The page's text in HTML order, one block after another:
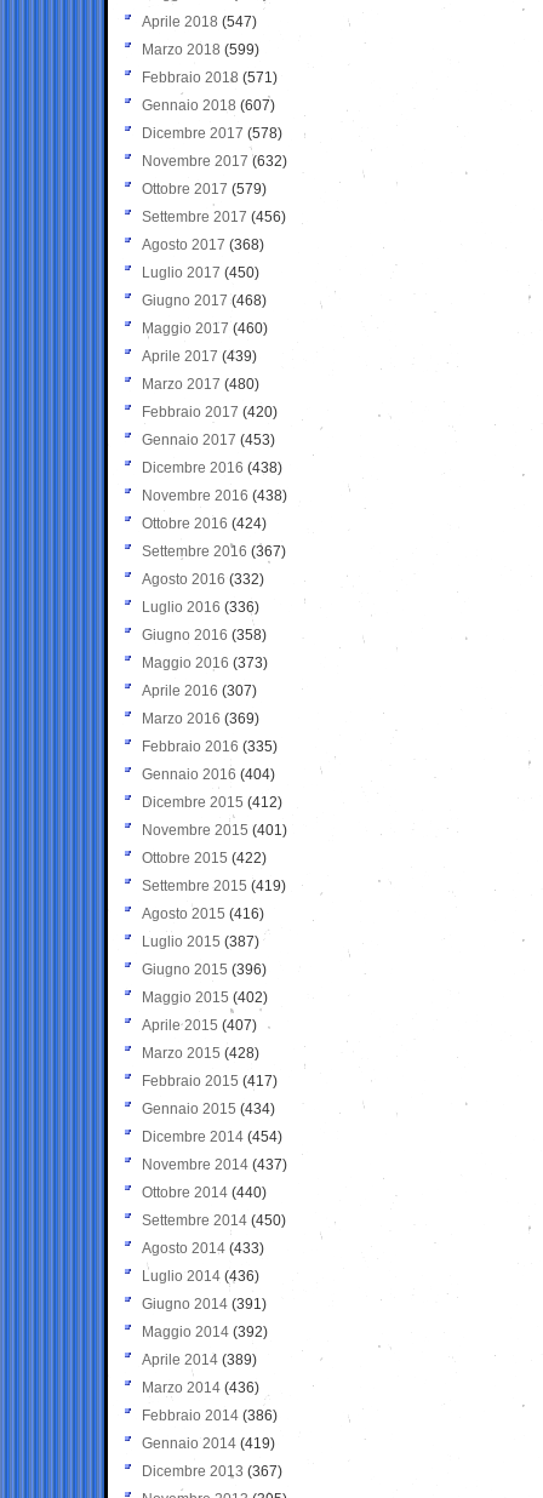
Aprile 2018 (547)
Marzo 2018 (599)
Febbraio 2018 (571)
Gennaio 2018 (607)
Dicembre 2017 (578)
Novembre 2017 (632)
Ottobre 2017 (579)
Settembre 2017 (456)
Agosto 2017 (368)
Luglio 2017 (450)
Giugno 2017 (468)
Maggio 2017 (460)
Aprile 2017 (439)
Marzo 2017 (480)
Febbraio 2017 (420)
Gennaio 2017 (453)
Dicembre 2016 (438)
Novembre 2016 (438)
Ottobre 2016 (424)
Settembre 2016 (367)
Agosto 2016 (332)
Luglio 2016 (336)
Giugno 2016 (358)
Maggio 2016 (373)
Aprile 2016 (307)
Marzo 2016 (369)
Febbraio 2016 (335)
Gennaio 2016 (404)
Dicembre 2015 (412)
Novembre 2015 (401)
Ottobre 2015 (422)
Settembre 2015 (419)
Agosto 2015 (416)
Luglio 2015 (387)
Giugno 2015 (396)
Maggio 2015 (402)
Aprile 2015 (407)
Marzo 2015 (428)
Febbraio 2015 (417)
Gennaio 2015 (434)
Dicembre 2014 (454)
Novembre 2014 (437)
Ottobre 2014 (440)
Settembre 2014 (450)
Agosto 2014 (433)
Luglio 2014 (436)
Giugno 2014 (391)
Maggio 2014 (392)
Aprile 2014 (389)
Marzo 2014 (436)
Febbraio 2014 (386)
Gennaio 2014 (419)
Dicembre 2013 (367)